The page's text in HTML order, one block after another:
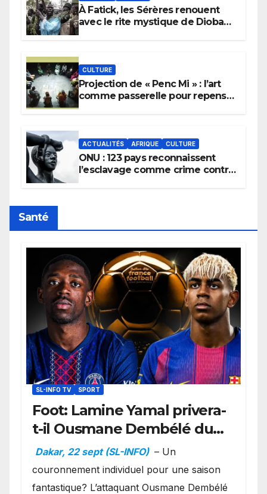
À Fatick, les Sérères renouent
avec le rite mystique de Diobaye
CULTURE
Projection de « Penc Mi » : l’art
comme passerelle pour repenser
ACTUALITÉS AFRIQUE CULTURE
ONU : 123 pays reconnaissent
l’esclavage comme crime contre
Santé
SL-INFO TV SPORT
Foot: Lamine Yamal privera-
t-il Ousmane Dembélé du
Ballon d’or ?
Dakar, 22 sept (SL-INFO) – Un
couronnement individuel pour une saison
fantastique? L’attaquant Ousmane Dembélé